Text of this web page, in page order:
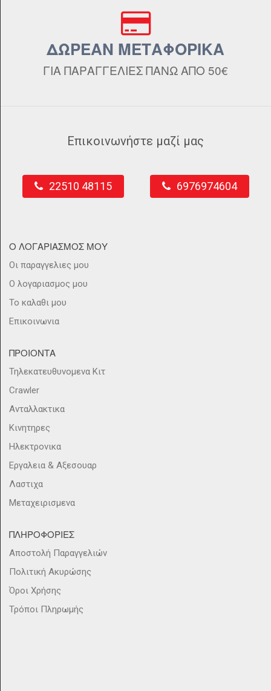
ΔΩΡΕΑΝ ΜΕΤΑΦΟΡΙΚΑ
ΓΙΑ ΠΑΡΑΓΓΕΛΙΕΣ ΠΑΝΩ ΑΠΟ 50€
Επικοινωνήστε μαζί μας
22510 48115 6976974604
Ο ΛΟΓΑΡΙΑΣΜΟΣ ΜΟΥ
Οι παραγγελιες μου
Ο λογαριασμος μου
Το καλαθι μου
Επικοινωνια
ΠΡΟΙΟΝΤΑ
Τηλεκατευθυνομενα Κιτ
Crawler
Ανταλλακτικα
Κινητηρες
Ηλεκτρονικα
Εργαλεια & Αξεσουαρ
Λαστιχα
Μεταχειρισμενα
ΠΛΗΡΟΦΟΡΙΕΣ
Αποστολή Παραγγελιών
Πολιτική Ακυρώσης
Όροι Χρήσης
Τρόποι Πληρωμής